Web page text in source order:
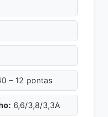
– 12 pontas
6,6/3,8/3,3A